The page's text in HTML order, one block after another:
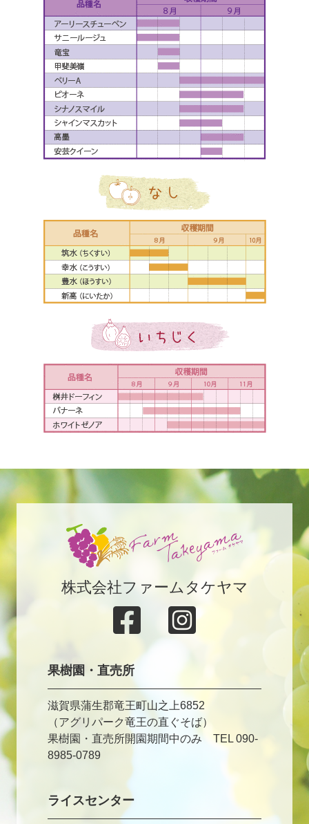
株式会社ファームタケヤマ
果樹園・直売所
滋賀県蒲生郡竜王町山之上6852
（アグリパーク竜王の直ぐそば）
果樹園・直売所開園期間中のみ TEL 090-
8985-0789
ライスセンター